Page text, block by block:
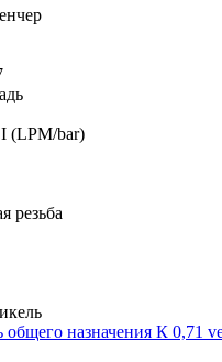
(LPM/bar)
резьба
общего назначения К 0,71